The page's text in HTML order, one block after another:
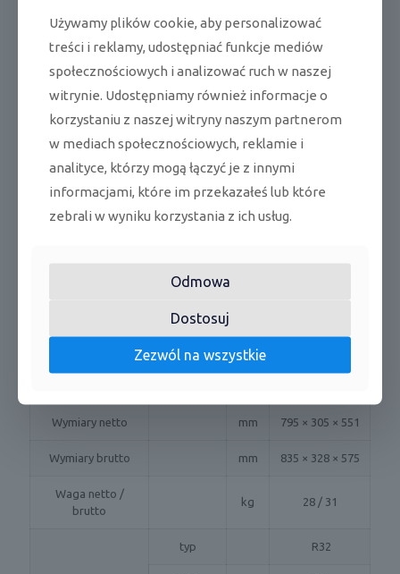
Wymiary netto S x G x W 883 × 195 × 310
Wymiary brutto S x G x W mm 964 × 262 × 375
Waga netto /
brutto
kg 10,5 / 13
JEDNOSTKA
LE35Xo
Prędkość
wentylatora
wys./śr./ni.
obr/
min
przepływ
2200
62
Wymiary netto mm 795 × 305 × 551
Wymiary brutto mm 835 × 328 × 575
Waga netto /
brutto
kg 28 / 31
typ R32
Używamy plików cookie, aby personalizować
treści i reklamy, udostępniać funkcje mediów
społecznościowych i analizować ruch w naszej
witrynie. Udostępniamy również informacje o
korzystaniu z naszej witryny naszym partnerom
w mediach społecznościowych, reklamie i
analityce, którzy mogą łączyć je z innymi
informacjami, które im przekazałeś lub które
zebrali w wyniku korzystania z ich usług.
Odmowa
Dostosuj
Zezwól na wszystkie